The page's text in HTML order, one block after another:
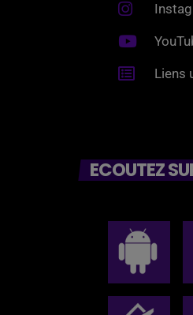
Liens
ECOUTEZ